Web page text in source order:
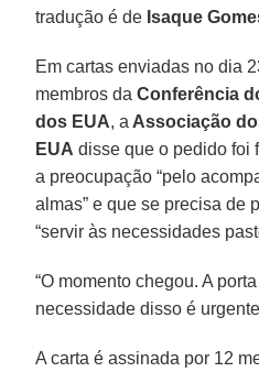
tradução é de Isaque
Em cartas enviadas no dia
membros daConferência
dos EUA, a Associação
EUA disse que o pedido foi
a preocupação “pelo
almas” e que se precisa de
“servir às necessidades
“O momento chegou. A
necessidade disso é
A carta é assinada por 12